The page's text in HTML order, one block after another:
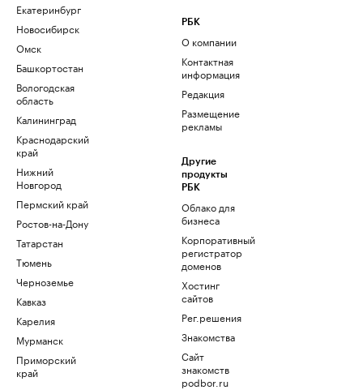
Екатеринбург
Новосибирск
Омск
Башкортостан
Вологодская
область
Калининград
Краснодарский
край
Нижний
Новгород
Пермский край
Ростов-на-Дону
Татарстан
Тюмень
Черноземье
Кавказ
Карелия
Мурманск
Приморский
край
РБК
О компании
Контактная
информация
Редакция
Размещение
рекламы
Другие
продукты
РБК
Облако для
бизнеса
Корпоративный
регистратор
доменов
Хостинг
сайтов
Рег.решения
Знакомства
Сайт
знакомств
podbor.ru